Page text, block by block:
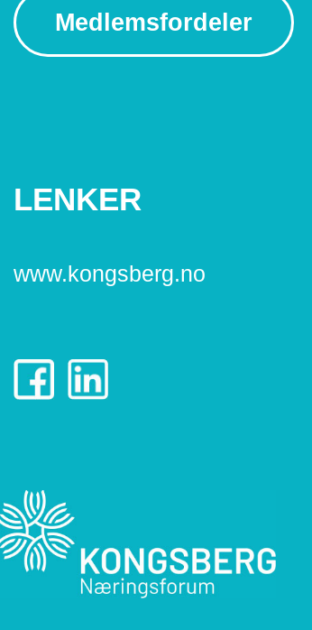
Medlemsfordeler
LENKER
www.kongsberg.no